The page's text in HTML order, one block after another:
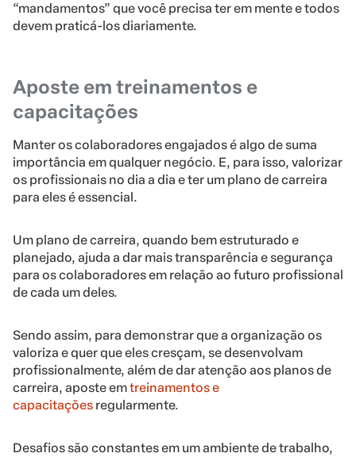
“mandamentos” que você precisa ter em mente e todos
devem praticá-los diariamente.
Aposte em treinamentos e
capacitações
Manter os colaboradores engajados é algo de suma
importância em qualquer negócio. E, para isso, valorizar
os profissionais no dia a dia e ter um plano de carreira
para eles é essencial.
Um plano de carreira, quando bem estruturado e
planejado, ajuda a dar mais transparência e segurança
para os colaboradores em relação ao futuro profissional
de cada um deles.
Sendo assim, para demonstrar que a organização os
valoriza e quer que eles cresçam, se desenvolvam
profissionalmente, além de dar atenção aos planos de
carreira, aposte emtreinamentos e
capacitações regularmente.
Desafios são constantes em um ambiente de trabalho,